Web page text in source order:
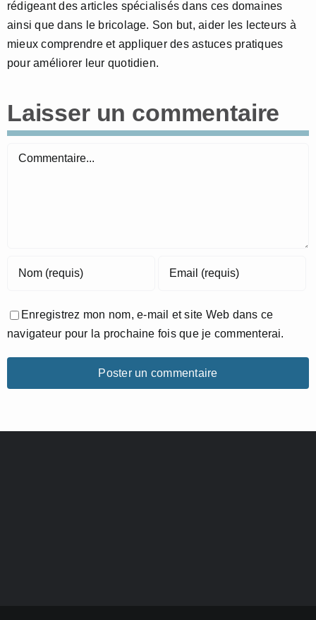
rédigeant des articles spécialisés dans ces domaines
ainsi que dans le bricolage. Son but, aider les lecteurs à
mieux comprendre et appliquer des astuces pratiques
pour améliorer leur quotidien.
Laisser un commentaire
Commentaire
Enregistrez mon nom, e-mail et site Web dans ce
navigateur pour la prochaine fois que je commenterai.